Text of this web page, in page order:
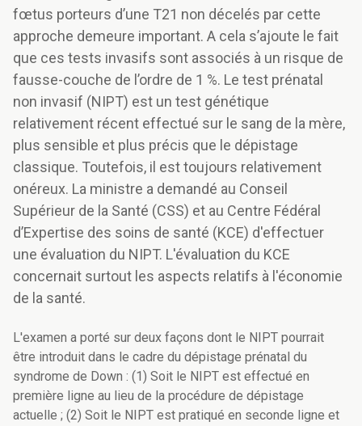
fœtus porteurs d’une T21 non décelés par cette
approche demeure important. A cela s’ajoute le fait
que ces tests invasifs sont associés à un risque de
fausse-couche de l’ordre de 1 %. Le test prénatal
non invasif (NIPT) est un test génétique
relativement récent effectué sur le sang de la mère,
plus sensible et plus précis que le dépistage
classique. Toutefois, il est toujours relativement
onéreux. La ministre a demandé au Conseil
Supérieur de la Santé (CSS) et au Centre Fédéral
d’Expertise des soins de santé (KCE) d'effectuer
une évaluation du NIPT. L'évaluation du KCE
concernait surtout les aspects relatifs à l'économie
de la santé.
L'examen a porté sur deux façons dont le NIPT pourrait
être introduit dans le cadre du dépistage prénatal du
syndrome de Down : (1) Soit le NIPT est effectué en
première ligne au lieu de la procédure de dépistage
actuelle ; (2) Soit le NIPT est pratiqué en seconde ligne et